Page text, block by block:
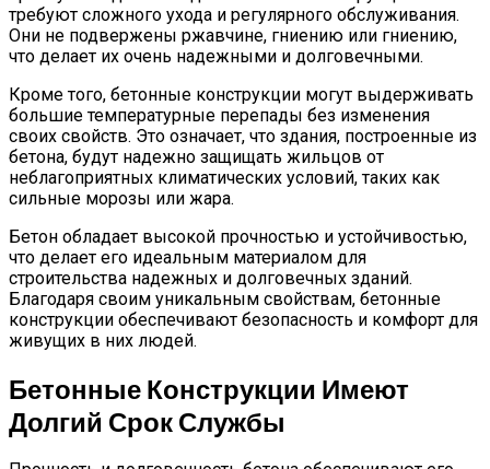
требуют сложного ухода и регулярного обслуживания.
Они не подвержены ржавчине, гниению или гниению,
что делает их очень надежными и долговечными.
Кроме того, бетонные конструкции могут выдерживать
большие температурные перепады без изменения
своих свойств. Это означает, что здания, построенные из
бетона, будут надежно защищать жильцов от
неблагоприятных климатических условий, таких как
сильные морозы или жара.
Бетон обладает высокой прочностью и устойчивостью,
что делает его идеальным материалом для
строительства надежных и долговечных зданий.
Благодаря своим уникальным свойствам, бетонные
конструкции обеспечивают безопасность и комфорт для
живущих в них людей.
Бетонные Конструкции Имеют
Долгий Срок Службы